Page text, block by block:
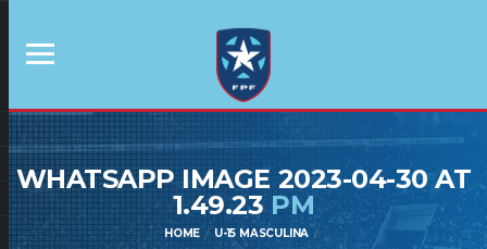
WHATSAPP IMAGE 2023-04-30 AT
1.49.23 PM
HOME
U-15 MASCULINA